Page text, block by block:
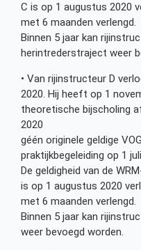
C is op 1 augustus 2020
met 6 maanden verlengd.
Binnen 5 jaar kan
herintrederstraject weer
• Van rijinstructeur D
2020. Hij heeft op 1
theoretische bijscholing
2020
géén originele geldige
praktijkbegeleiding op 1
De geldigheid van de
is op 1 augustus 2020
met 6 maanden verlengd.
Binnen 5 jaar kan
weer bevoegd worden.